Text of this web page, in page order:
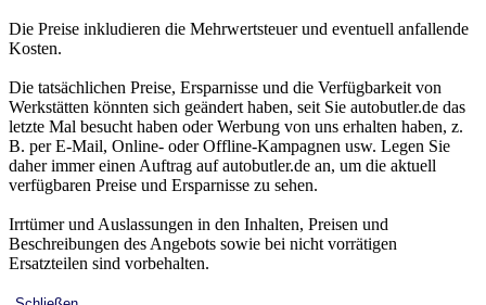
Die Preise inkludieren die Mehrwertsteuer und eventuell anfallende
Kosten.
Die tatsächlichen Preise, Ersparnisse und die Verfügbarkeit von
Werkstätten könnten sich geändert haben, seit Sie autobutler.de das
letzte Mal besucht haben oder Werbung von uns erhalten haben, z.
B. per E-Mail, Online- oder Offline-Kampagnen usw. Legen Sie
daher immer einen Auftrag auf autobutler.de an, um die aktuell
verfügbaren Preise und Ersparnisse zu sehen.
Irrtümer und Auslassungen in den Inhalten, Preisen und
Beschreibungen des Angebots sowie bei nicht vorrätigen
Ersatzteilen sind vorbehalten.